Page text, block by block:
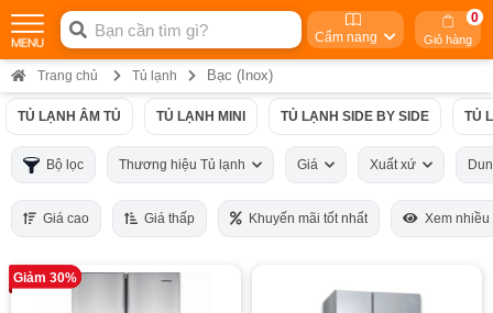
Cẩm nang Giỏ hàng
0
Trang chủ Tủ lạnh Bạc (Inox)
TỦ LẠNH ÂM TỦ TỦ LẠNH MINI TỦ LẠNH SIDE BY SIDE TỦ
Bộ lọc Thương hiệu Tủ lạnh Giá Xuất xứ
Giá cao Giá thấp Khuyến mãi tốt nhất Xem nhiều
Giảm 30%